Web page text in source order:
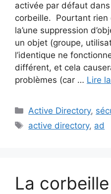
activée par défaut
corbeille. Pourtant rien
la’une suppression
un objet (groupe,
l’identique ne
différent, et cela
problèmes (car … Lire
Catégories
Active Directory,
Étiquettes
active directory, ad
La